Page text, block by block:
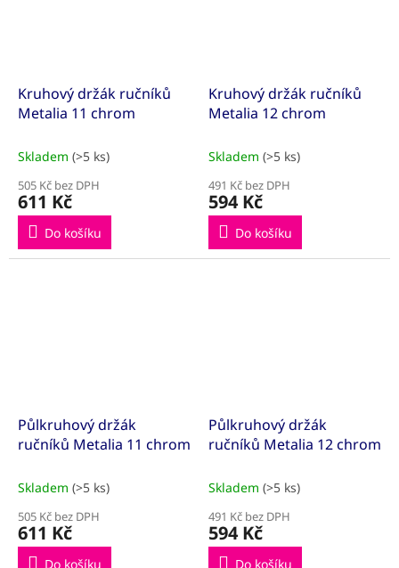
Kruhový držák ručníků
Metalia 11 chrom
Skladem (>5 ks)
505 Kč bez DPH
611 Kč
Do košíku
Kruhový držák ručníků
Metalia 12 chrom
Skladem (>5 ks)
491 Kč bez DPH
594 Kč
Do košíku
Půlkruhový držák
ručníků Metalia 11 chrom
Skladem (>5 ks)
505 Kč bez DPH
611 Kč
Do košíku
Půlkruhový držák
ručníků Metalia 12 chrom
Skladem (>5 ks)
491 Kč bez DPH
594 Kč
Do košíku